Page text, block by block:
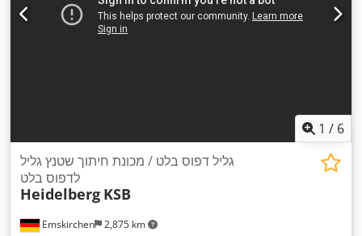
1 / 6
Emskirchen 2,875 km
גליל דפוס בלט / מכונת חיתוך שטנץ גליל
לדפוס בלט
Heidelberg KSB